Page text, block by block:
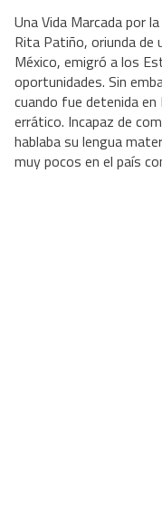
Una Vida Marcada por
Rita Patiño, oriunda de
México, emigró a los
oportunidades. Sin
cuando fue detenida
errático. Incapaz de
hablaba su lengua
muy pocos en el país